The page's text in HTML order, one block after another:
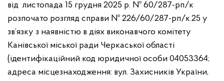
від листопада 15 грудня 2025 р. № 60/287-рп/к
розпочато розгляд справи № 226/60/287-рп/к.25 у
зв’язку з наявністю в діях виконавчого комітету
Канівської міської ради Черкаської області
(ідентифікаційний код юридичної особи 04053364;
адреса місцезнаходження: вул. Захисників України,